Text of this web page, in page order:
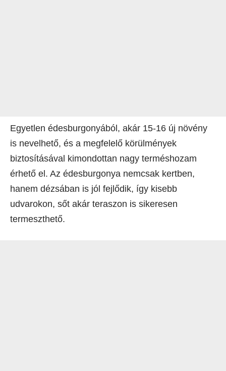
Egyetlen édesburgonyából, akár 15-16 új növény
is nevelhető, és a megfelelő körülmények
biztosításával kimondottan nagy terméshozam
érhető el. Az édesburgonya nemcsak kertben,
hanem dézsában is jól fejlődik, így kisebb
udvarokon, sőt akár teraszon is sikeresen
termeszthető.